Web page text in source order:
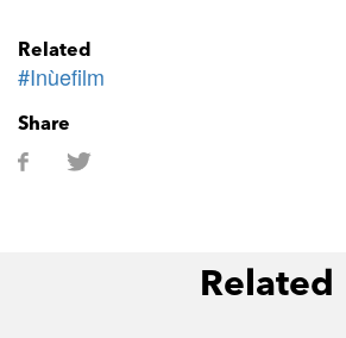
Related
#Inùefilm
Share
Related